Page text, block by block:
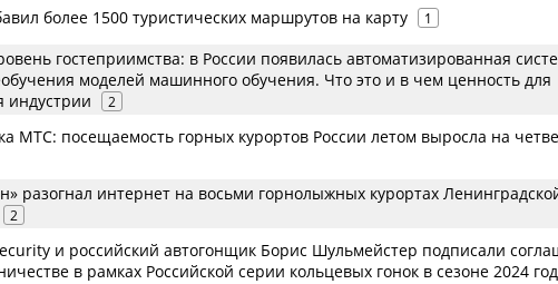
более 1500 туристических маршрутов на карту 1
гостеприимства: в России появилась автоматизированная
моделей машинного обучения. Что это и в чем ценность для
индустрии
2
МТС: посещаемость горных курортов России летом выросла на
разогнал интернет на восьми горнолыжных курортах
2
и российский автогонщик Борис Шульмейстер подписали
в рамках Российской серии кольцевых гонок в сезоне 2024